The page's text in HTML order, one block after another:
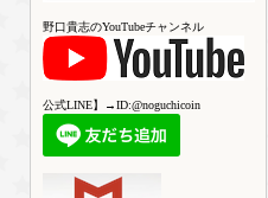
野口貴志のYouTubeチャンネル
公式LINE】→ID:@noguchicoin